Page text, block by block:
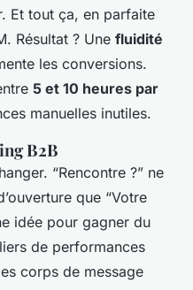
Et tout ça, en parfaite
Résultat ? Une fluidité
les conversions.
5 et 10 heures par
manuelles inutiles.
B2B
“Rencontre ?” ne
que “Votre
idée pour gagner du
de performances
corps de message